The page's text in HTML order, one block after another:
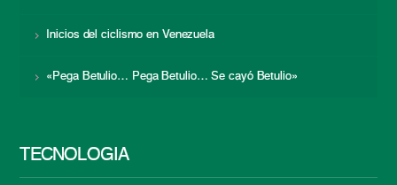
Inicios del ciclismo en Venezuela
«Pega Betulio… Pega Betulio… Se cayó Betulio»
TECNOLOGÍA